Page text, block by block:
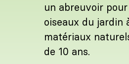
un abreuvoir pour
oiseaux du jardin
matériaux
de 10 ans.